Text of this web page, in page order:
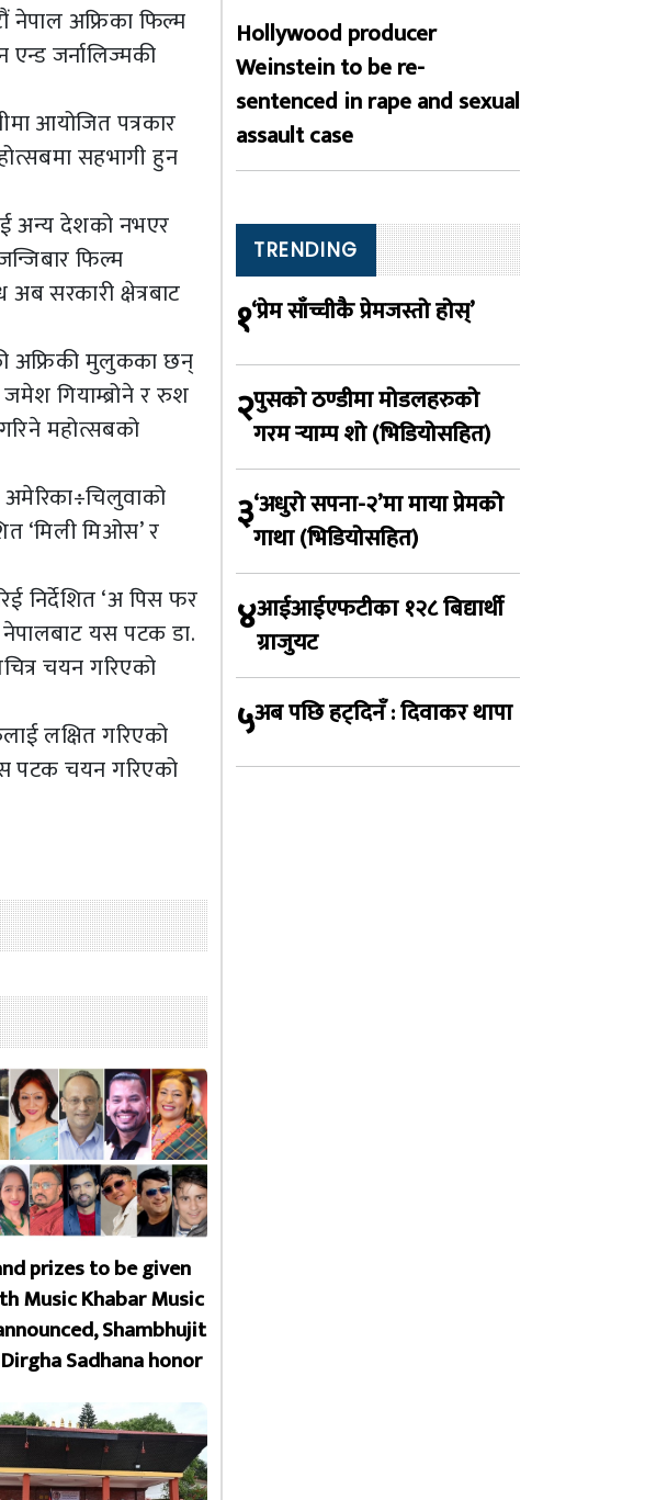
अफ्रिका फिल्म
जर्नालिज्मकी
आयोजित पत्रकार
सहभागी हुन
अन्य देशको नभएर
फिल्म
सरकारी क्षेत्रबाट
अफ्रिकी मुलुकका छन्
गियाम्ब्रोने र रुश
महोत्सबको
अमेरिका÷चिलुवाको
‘मिली मिओस’ र
निर्देशित ‘अ पिस फर
नेपालबाट यस पटक डा.
चयन गरिएको
लक्षित गरिएको
पटक चयन गरिएको
prizes to be given
Music Khabar Music
Shambhujit
Sadhana honor
Hollywood producer
Weinstein to be re-
sentenced in rape and sexual
assault case
TRENDING
१‘प्रेम साँच्चीकै प्रेमजस्तो होस्’
२पुसको ठण्डीमा मोडलहरुको
गरम र्‍याम्प शो (भिडियोसहित)
३‘अधुरो सपना-२’मा माया प्रेमको
गाथा (भिडियोसहित)
४आईआईएफटीका १२८ बिद्यार्थी
ग्राजुयट
५अब पछि हट्दिनँ : दिवाकर थापा